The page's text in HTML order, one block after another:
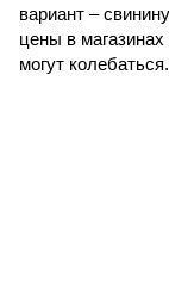
вариант –
цены в
могут колебаться.